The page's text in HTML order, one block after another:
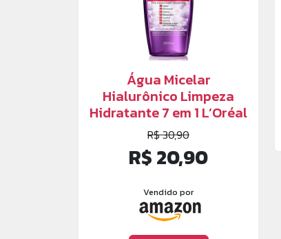
Água Micelar
Hialurônico Limpeza
Hidratante 7 em 1 L’Oréal
R$ 30,90
R$ 20,90
Vendido por